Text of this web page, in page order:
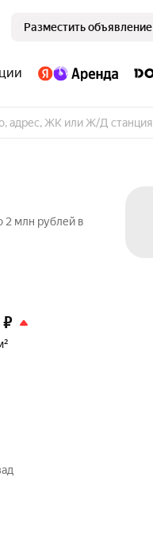
Разместить объявление
2 млн рублей в
₽